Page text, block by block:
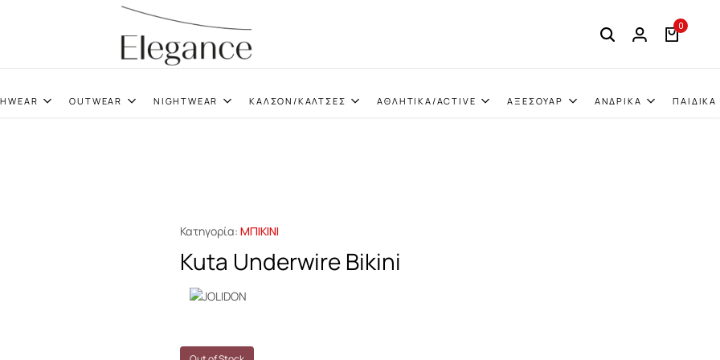
0
OUTWEAR NIGHTWEAR ΚΑΛΣΟΝ/ΚΑΛΤΣΕΣ ΑΘΛΗΤΙΚΑ/ACTIVE ΑΞΕΣΟΥΑΡ ΑΝΔΡΙΚΑ ΠΑΙΔΙΚΑ
Κατηγορία: ΜΠΙΚΙΝΙ
Kuta Underwire Bikini